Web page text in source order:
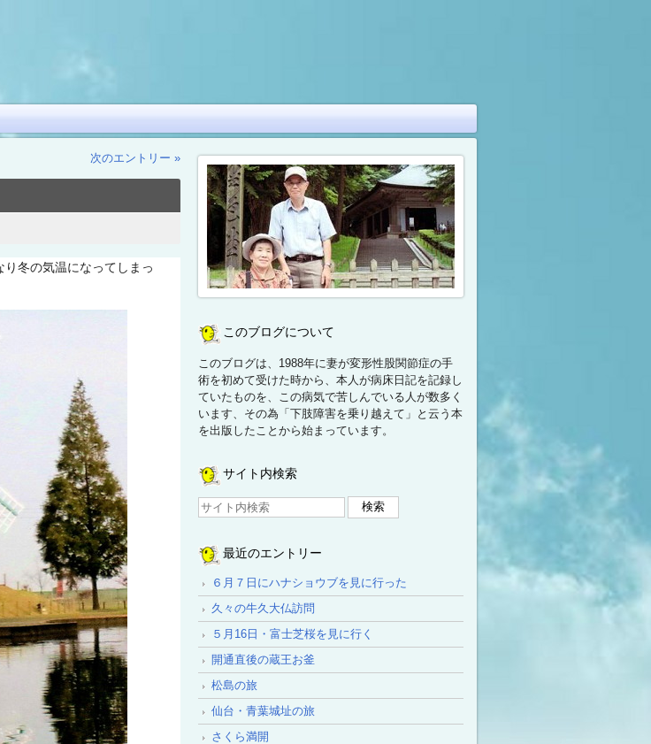
次のエントリー »
冬の気温になってしまっ
このブログについて
このブログは、1988年に妻が変形性股関節症の手
術を初めて受けた時から、本人が病床日記を記録し
ていたものを、この病気で苦しんでいる人が数多く
います、その為「下肢障害を乗り越えて」と云う本
を出版したことから始まっています。
サイト内検索
最近のエントリー
６月７日にハナショウブを見に行った
久々の牛久大仏訪問
５月16日・富士芝桜を見に行く
開通直後の蔵王お釜
松島の旅
仙台・青葉城址の旅
さくら満開